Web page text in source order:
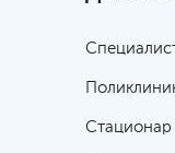
Стационар